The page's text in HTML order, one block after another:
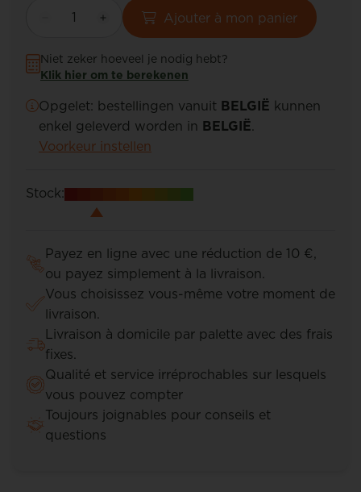
Ajouter à mon panier
Niet zeker hoeveel je nodig hebt?
Klik hier om te berekenen
Opgelet: bestellingen vanuit BELGIË kunnen
enkel geleverd worden in BELGIË.
Voorkeur instellen
Stock:
Payez en ligne avec une réduction de 10 €,
ou payez simplement à la livraison.
Vous choisissez vous-même votre moment de
livraison.
Livraison à domicile par palette avec des frais
fixes.
Qualité et service irréprochables sur lesquels
vous pouvez compter
Toujours joignables pour conseils et
questions